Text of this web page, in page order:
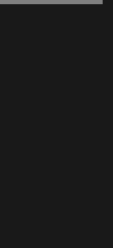
ventana)
ventana)